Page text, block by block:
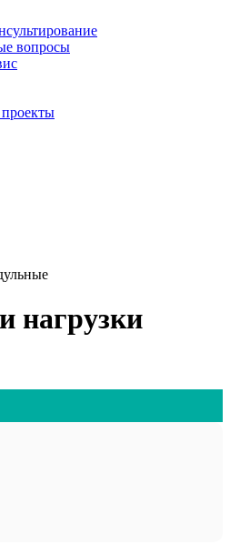
вопросы
нагрузки